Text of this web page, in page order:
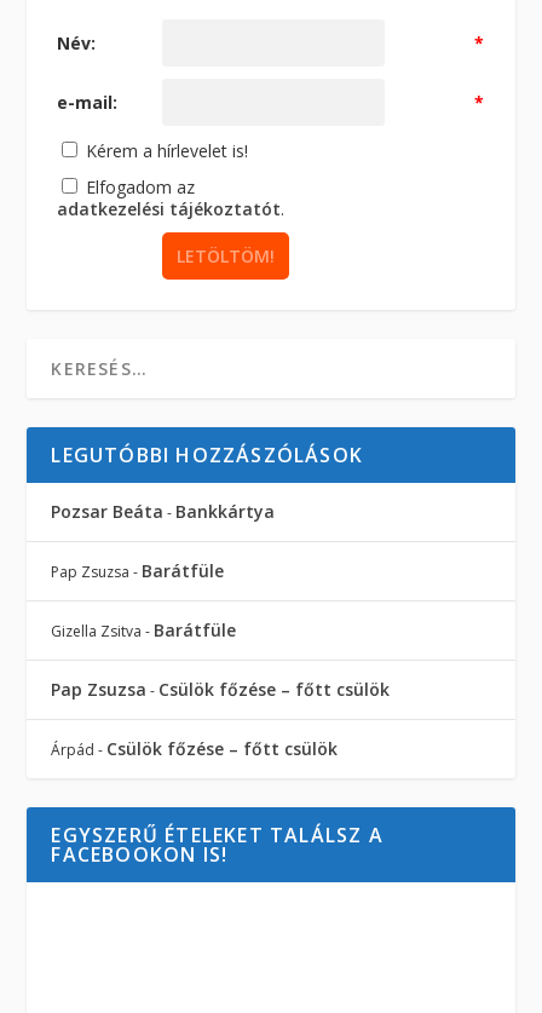
Név: *
e-mail: *
Kérem a hírlevelet is!
Elfogadom az
adatkezelési tájékoztatót.
LEGUTÓBBI HOZZÁSZÓLÁSOK
Pozsar Beáta - Bankkártya
Pap Zsuzsa - Barátfüle
Gizella Zsitva - Barátfüle
Pap Zsuzsa - Csülök főzése – főtt csülök
Árpád - Csülök főzése – főtt csülök
EGYSZERŰ ÉTELEKET TALÁLSZ A
FACEBOOKON IS!